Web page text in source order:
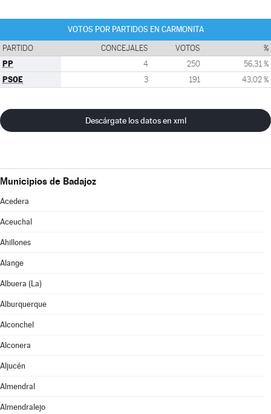
VOTOS POR PARTIDOS EN CARMONITA
PARTIDO CONCEJALES VOTOS %
PP 4 250 56,31 %
PSOE 3 191 43,02 %
Descárgate los datos en xml
Municipios de Badajoz
Acedera
Aceuchal
Ahillones
Alange
Albuera (La)
Alburquerque
Alconchel
Alconera
Aljucén
Almendral
Almendralejo